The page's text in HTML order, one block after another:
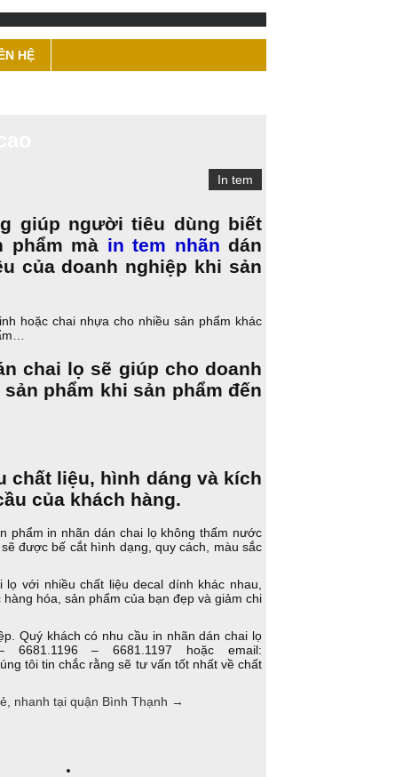
HỆ
In tem
giúp người tiêu dùng biết
phẩm mà in tem nhãn dán
của doanh nghiệp khi sản
hoặc chai nhựa cho nhiều sản phẩm khác
chai lọ sẽ giúp cho doanh
phẩm khi sản phẩm đến
chất liệu, hình dáng và kích
của khách hàng.
phẩm in nhãn dán chai lọ không thấm nước
được bế cắt hình dạng, quy cách, màu sắc
với nhiều chất liệu decal dính khác nhau,
hóa, sản phẩm của bạn đẹp và giảm chi
Quý khách có nhu cầu in nhãn dán chai lọ
– 6681.1197 hoặc email:
tôi tin chắc rằng sẽ tư vấn tốt nhất về chất
nhanh tại quận Bình Thạnh →